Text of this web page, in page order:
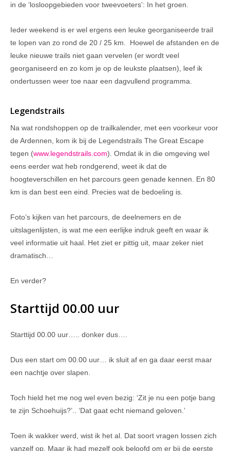
in de ‘losloopgebieden voor tweevoeters’: In het groen.
Ieder weekend is er wel ergens een leuke georganiseerde trail
te lopen van zo rond de 20 / 25 km. Hoewel de afstanden en de
leuke nieuwe trails niet gaan vervelen (er wordt veel
georganiseerd en zo kom je op de leukste plaatsen), leef ik
ondertussen weer toe naar een dagvullend programma.
Legendstrails
Na wat rondshoppen op de trailkalender, met een voorkeur voor
de Ardennen, kom ik bij de Legendstrails The Great Escape
tegen (www.legendstrails.com). Omdat ik in die omgeving wel
eens eerder wat heb rondgerend, weet ik dat de
hoogteverschillen en het parcours geen genade kennen. En 80
km is dan best een eind. Precies wat de bedoeling is.
Foto’s kijken van het parcours, de deelnemers en de
uitslagenlijsten, is wat me een eerlijke indruk geeft en waar ik
veel informatie uit haal. Het ziet er pittig uit, maar zeker niet
dramatisch…
En verder?
Starttijd 00.00 uur
Starttijd 00.00 uur….. donker dus….
Dus een start om 00.00 uur… ik sluit af en ga daar eerst maar
een nachtje over slapen.
Toch hield het me nog wel even bezig: ‘Zit je nu een potje bang
te zijn Schoehuijs?’.. ‘Dat gaat echt niemand geloven.’
Toen ik wakker werd, wist ik het al. Dat soort vragen lossen zich
vanzelf op. Maar ik had mezelf ook beloofd om er bij de eerste